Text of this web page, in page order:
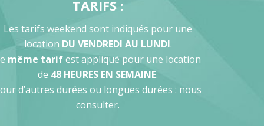
TARIFS :
Les tarifs weekend sont indiqués pour une
location DU VENDREDI AU LUNDI.
même tarifest appliqué pour une location
de 48 HEURES EN SEMAINE.
d’autres durées ou longues durées : nous
consulter.